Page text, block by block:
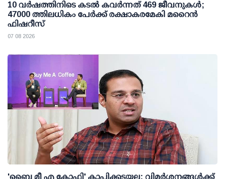
10 വര്‍ഷത്തിനിടെ കടല്‍ കവര്‍ന്നത് 469 ജീവനുകള്‍;
47000 ത്തിലധികം പേര്‍ക്ക് രക്ഷാകരമേകി മറൈന്‍
ഫിഷറീസ്
07 08 2026
'ബൈ മീ എ കോഫി' കാപ്പിക്കടയല്ല; വിമര്‍ശനങ്ങള്‍ക്ക്